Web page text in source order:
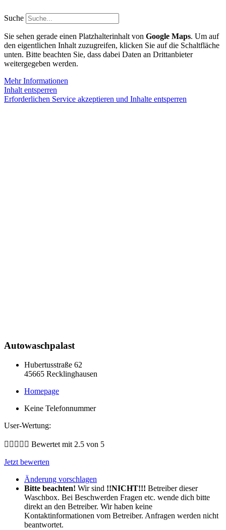
Inhalt
springen
Suche
Sie sehen gerade einen Platzhalterinhalt von Google Maps. Um auf
den eigentlichen Inhalt zuzugreifen, klicken Sie auf die Schaltfläche
unten. Bitte beachten Sie, dass dabei Daten an Drittanbieter
weitergegeben werden.
Mehr Informationen
Inhalt entsperren
Erforderlichen Service akzeptieren und Inhalte entsperren
Autowaschpalast
Hubertusstraße 62
45665 Recklinghausen
Homepage
Keine Telefonnummer
User-Wertung:
     Bewertet mit 2.5 von 5
Jetzt bewerten
Änderung vorschlagen
Bitte beachten! Wir sind !!NICHT!!! Betreiber dieser
Waschbox. Bei Beschwerden Fragen etc. wende dich bitte
direkt an den Betreiber. Wir haben keine
Kontaktinformationen vom Betreiber. Anfragen werden nicht
beantwortet.